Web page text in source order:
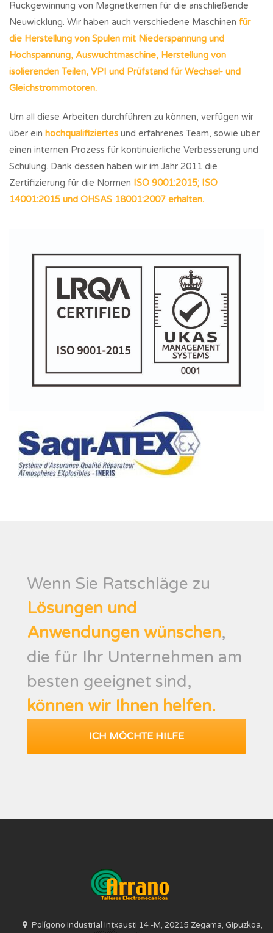
Rückgewinnung von Magnetkernen für die anschließende
Neuwicklung. Wir haben auch verschiedene Maschinen für
die Herstellung von Spulen mit Niederspannung und
Hochspannung, Auswuchtmaschine, Herstellung von
isolierenden Teilen, VPI und Prüfstand für Wechsel- und
Gleichstrommotoren.
Um all diese Arbeiten durchführen zu können, verfügen wir
über ein hochqualifiziertes und erfahrenes Team, sowie über
einen internen Prozess für kontinuierliche Verbesserung und
Schulung. Dank dessen haben wir im Jahr 2011 die
Zertifizierung für die Normen ISO 9001:2015; ISO
14001:2015 und OHSAS 18001:2007 erhalten.
Wenn Sie Ratschläge zu
Lösungen und
Anwendungen wünschen,
die für Ihr Unternehmen am
besten geeignet sind,
können wir Ihnen helfen.
ICH MÖCHTE HILFE
Polígono Industrial Intxausti 14 -M, 20215 Zegama, Gipuzkoa,